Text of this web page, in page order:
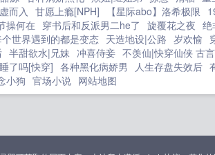
而入 甘愿上瘾[NPH] 【星际abo】洛希极限
操何在 穿书后和反派男二he了 旋覆花之夜 绝
世界遇到的都是变态 天造地设|公路 岁欢愉
半甜欲水|兄妹 冲喜侍妾 不羡仙|快穿仙侠 古言
了吗[快穿] 各种黑化病娇男 人生存盘失效后
小狗 官场小说 网站地图